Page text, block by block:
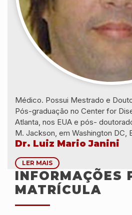
Médico. Possui Mestrado e
Pós-graduação no Center for
Atlanta, nos EUA e pós-
M. Jackson, em Washington DC,
Dr. Luiz Mario Janini
LER MAIS
INFORMAÇÕES
MATRÍCULA